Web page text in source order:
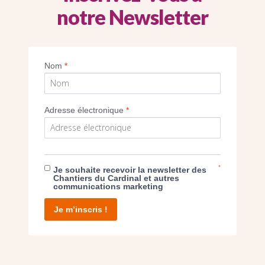
SEUL VOTRE DON
NOUS PERMET D’AGIR
FAIRE UN DON
notre Newsletter
Nom*
Adresse électronique*
Je souhaite recevoir la newsletter des
Chantiers du Cardinal et autres
communications marketing
*
Je m’inscris !